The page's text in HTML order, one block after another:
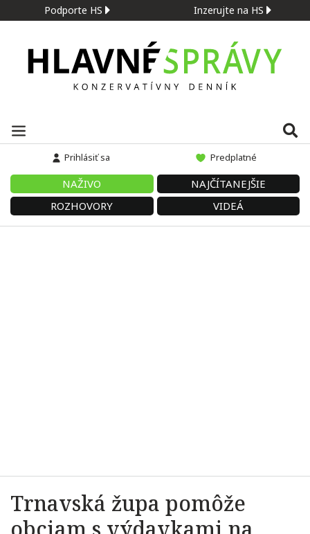
Podporte HS Inzerujte na HS
Prihlásiť sa Predplatné
NAŽIVO
NAJČÍTANEJŠIE
ROZHOVORY
VIDEÁ
Trnavská župa pomôže